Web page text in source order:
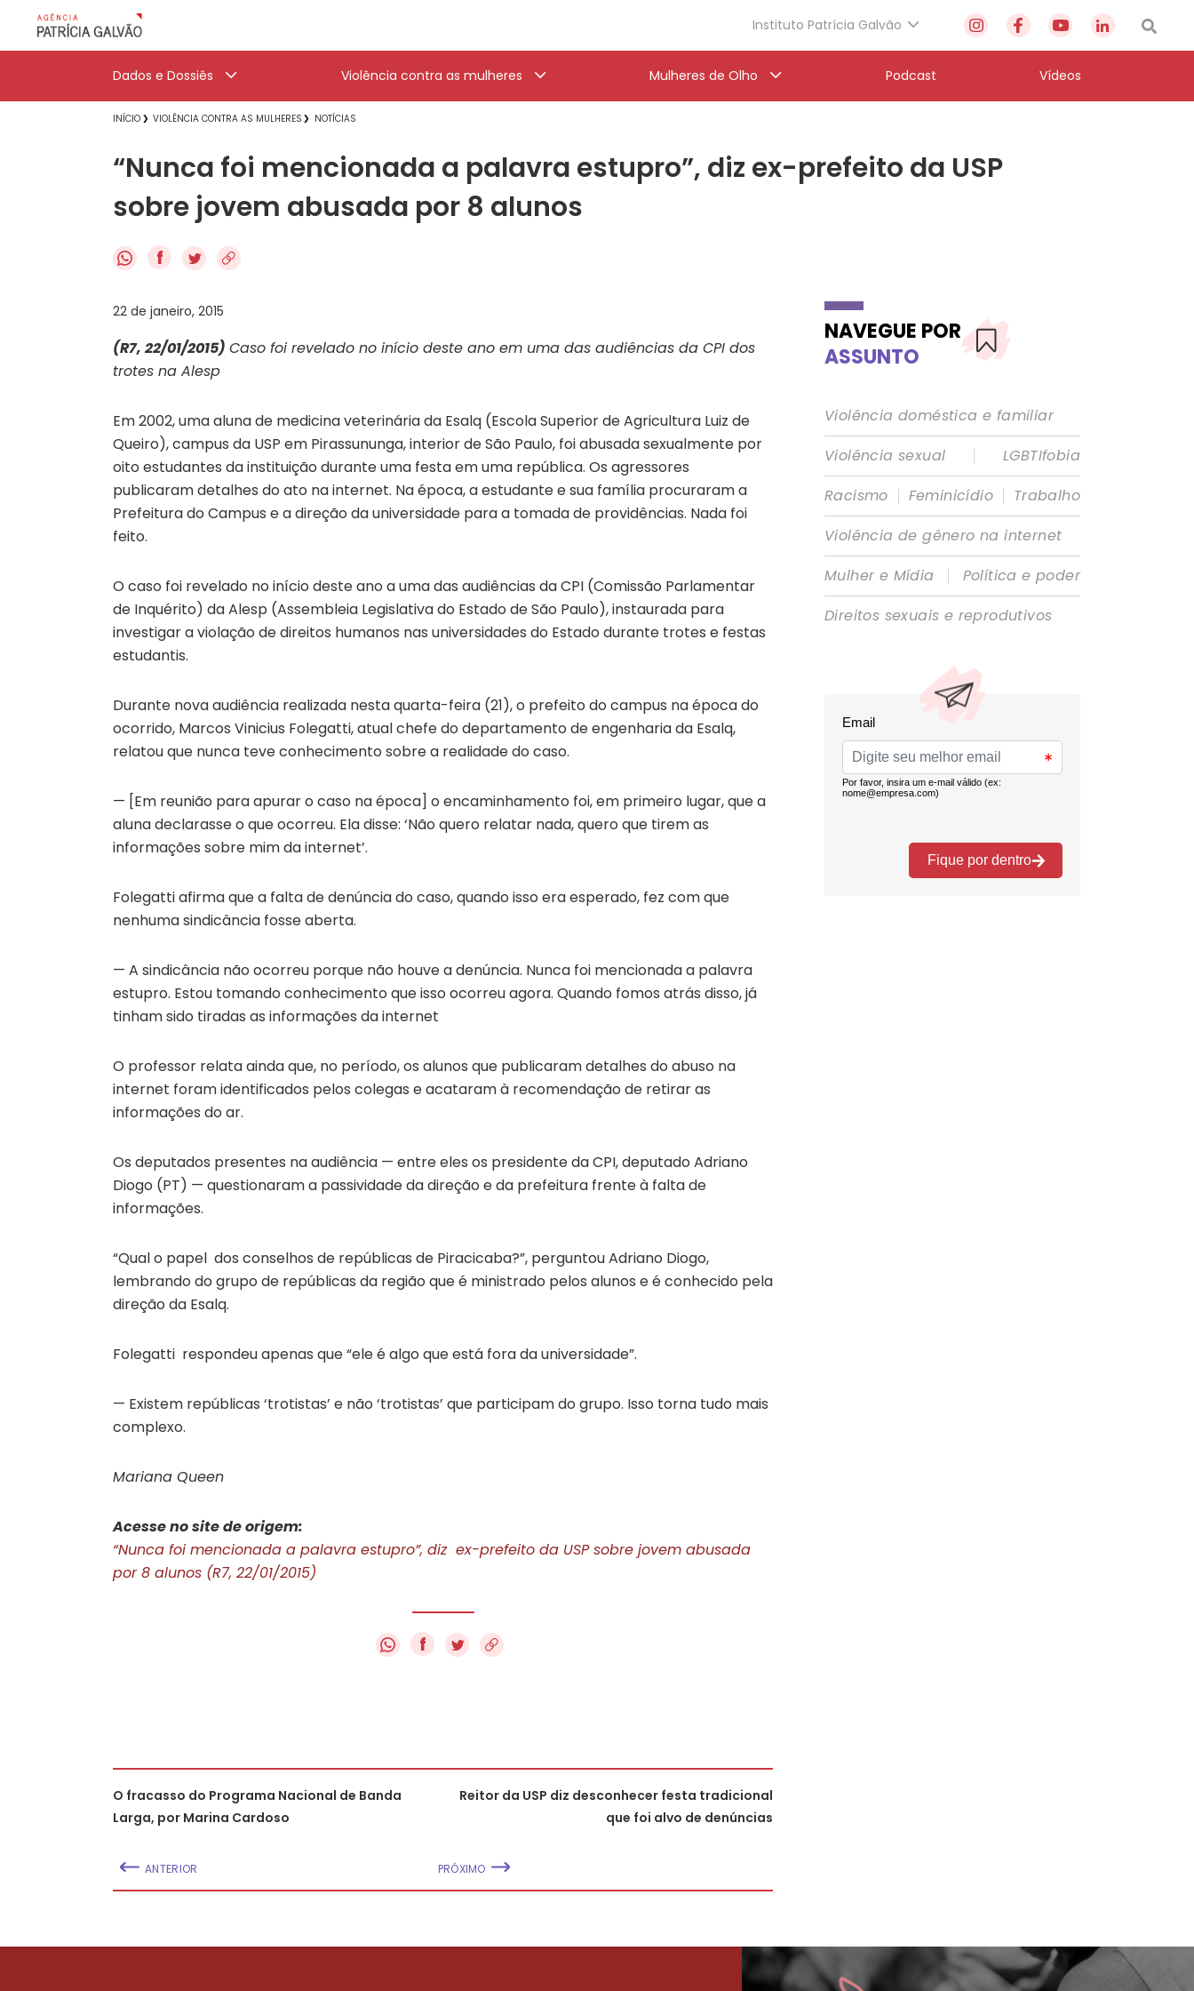
Instituto Patrícia Galvão
Dados e Dossiês Violência contra as mulheres Mulheres de Olho Podcast Vídeos
INÍCIO VIOLÊNCIA CONTRA AS MULHERES NOTÍCIAS
“Nunca foi mencionada a palavra estupro”, diz ex-prefeito da USP
sobre jovem abusada por 8 alunos
f
22 de janeiro, 2015
(R7, 22/01/2015) Caso foi revelado no início deste ano em uma das audiências da CPI dos
trotes na Alesp
Em 2002, uma aluna de medicina veterinária da Esalq (Escola Superior de Agricultura Luiz de
Queiro), campus da USP em Pirassununga, interior de São Paulo, foi abusada sexualmente por
oito estudantes da instituição durante uma festa em uma república. Os agressores
publicaram detalhes do ato na internet. Na época, a estudante e sua família procuraram a
Prefeitura do Campus e a direção da universidade para a tomada de providências. Nada foi
feito.
O caso foi revelado no início deste ano a uma das audiências da CPI (Comissão Parlamentar
de Inquérito) da Alesp (Assembleia Legislativa do Estado de São Paulo), instaurada para
investigar a violação de direitos humanos nas universidades do Estado durante trotes e festas
estudantis.
Durante nova audiência realizada nesta quarta-feira (21), o prefeito do campus na época do
ocorrido, Marcos Vinicius Folegatti, atual chefe do departamento de engenharia da Esalq,
relatou que nunca teve conhecimento sobre a realidade do caso.
— [Em reunião para apurar o caso na época] o encaminhamento foi, em primeiro lugar, que a
aluna declarasse o que ocorreu. Ela disse: ‘Não quero relatar nada, quero que tirem as
informações sobre mim da internet’.
Folegatti afirma que a falta de denúncia do caso, quando isso era esperado, fez com que
nenhuma sindicância fosse aberta.
— A sindicância não ocorreu porque não houve a denúncia. Nunca foi mencionada a palavra
estupro. Estou tomando conhecimento que isso ocorreu agora. Quando fomos atrás disso, já
tinham sido tiradas as informações da internet
O professor relata ainda que, no período, os alunos que publicaram detalhes do abuso na
internet foram identificados pelos colegas e acataram à recomendação de retirar as
informações do ar.
Os deputados presentes na audiência — entre eles os presidente da CPI, deputado Adriano
Diogo (PT) — questionaram a passividade da direção e da prefeitura frente à falta de
informações.
“Qual o papel dos conselhos de repúblicas de Piracicaba?”, perguntou Adriano Diogo,
lembrando do grupo de repúblicas da região que é ministrado pelos alunos e é conhecido pela
direção da Esalq.
Folegatti respondeu apenas que “ele é algo que está fora da universidade”.
— Existem repúblicas ‘trotistas’ e não ‘trotistas’ que participam do grupo. Isso torna tudo mais
complexo.
Mariana Queen
Acesse no site de origem:
“Nunca foi mencionada a palavra estupro”, diz ex-prefeito da USP sobre jovem abusada
por 8 alunos (R7, 22/01/2015)
f
O fracasso do Programa Nacional de Banda
Larga, por Marina Cardoso
ANTERIOR
Reitor da USP diz desconhecer festa tradicional
que foi alvo de denúncias
PRÓXIMO
NAVEGUE POR
ASSUNTO
Violência doméstica e familiar
Violência sexual
|
LGBTIfobia
Racismo | Feminicídio | Trabalho
Violência de gênero na internet
Mulher e Mídia
|
Política e poder
Direitos sexuais e reprodutivos